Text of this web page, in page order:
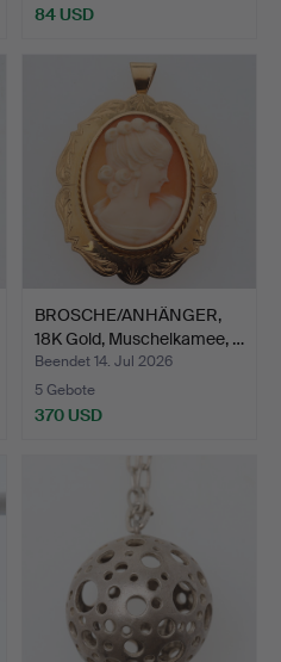
84 USD
BROSCHE/ANHÄNGER,
18K Gold, Muschelkamee, …
Beendet 14. Jul 2026
5 Gebote
370 USD